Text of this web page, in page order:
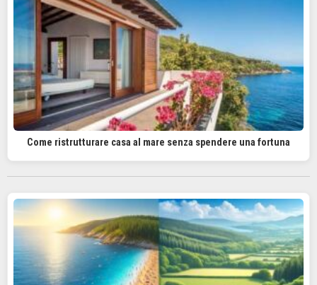
Come ristrutturare casa al mare senza spendere una fortuna